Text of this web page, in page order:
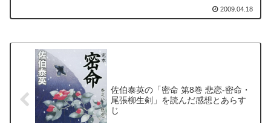
2009.04.18
佐伯泰英の「密命 第8巻 悲恋-密命・
尾張柳生剣」を読んだ感想とあらす
じ